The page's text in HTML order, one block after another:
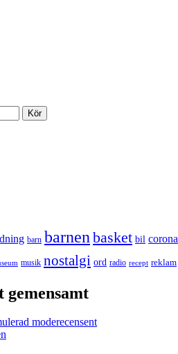
barn barnen basket bil corona
musik nostalgi ord radio recept reklam
gemensamt
moderecensent